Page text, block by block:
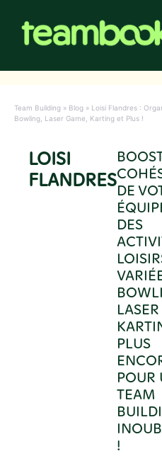
contenu
Team Building » Blog » Loisi Flandres :
Bowling, Laser Game, Karting et Plus !
LOISI
FLANDRESDE
DES
PLUS
POUR
TEAM
!